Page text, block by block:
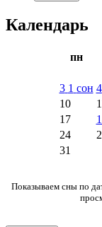
Календарь
пн
3 1 сон 4
10
17
24
31
Показываем сны по